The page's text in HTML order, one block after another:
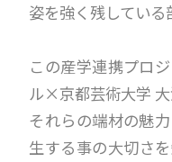
姿を強く残している
この産学連携プロ
ル×京都芸術大学 大
それらの端材の魅
生する事の大切さ